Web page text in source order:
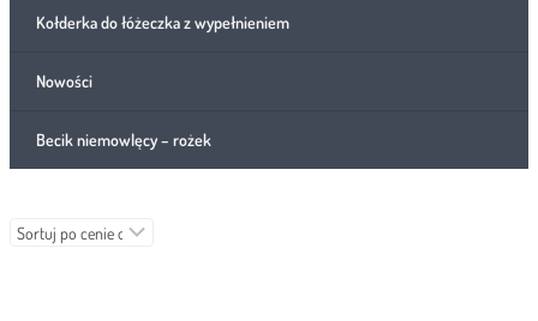
Kołderka do łóżeczka z wypełnieniem
Nowości
Becik niemowlęcy – rożek